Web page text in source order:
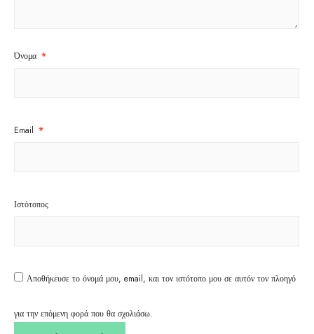
Όνομα *
Email *
Ιστότοπος
Αποθήκευσε το όνομά μου, email, και τον ιστότοπο μου σε αυτόν τον πλοηγό
για την επόμενη φορά που θα σχολιάσω.